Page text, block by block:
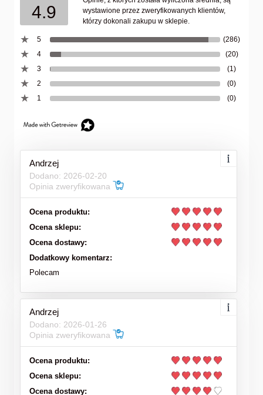
4.9
wystawione przez zweryfikowanych klientów,
którzy dokonali zakupu w sklepie.
5
(286)
4
(20)
3
(1)
2
(0)
1
(0)
Andrzej
Dodano: 2026-02-20
Opinia zweryfikowana
Ocena produktu:
Ocena sklepu:
Ocena dostawy:
Dodatkowy komentarz:
Polecam
Andrzej
Dodano: 2026-01-26
Opinia zweryfikowana
Ocena produktu:
Ocena sklepu:
Ocena dostawy: